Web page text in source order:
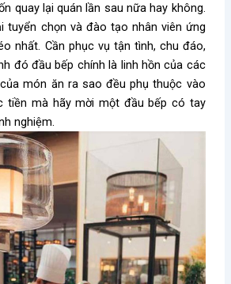
quay lại quán lần sau nữa hay không.
tuyển chọn và đào tạo nhân viên ứng
nhất. Cần phục vụ tận tình, chu đáo,
đó đầu bếp chính là linh hồn của các
món ăn ra sao đều phụ thuộc vào
tiền mà hãy mời một đầu bếp có tay
nghiệm.